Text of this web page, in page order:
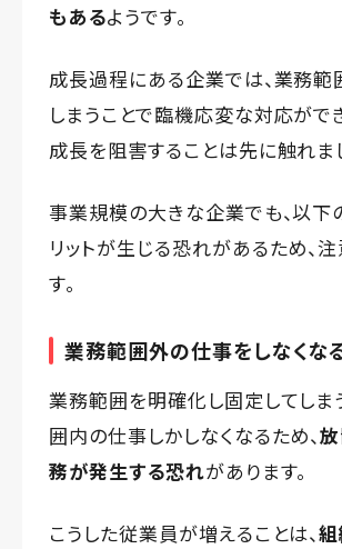
もあるようです。
成長過程にある企業では、業務範
しまうことで臨機応変な対応がで
成長を阻害することは先に触れま
事業規模の大きな企業でも、以下
リットが生じる恐れがあるため、
す。
業務範囲外の仕事をしなくな
業務範囲を明確化し固定してしま
囲内の仕事しかしなくなるため、
務が発生する恐れがあります。
こうした従業員が増えることは、